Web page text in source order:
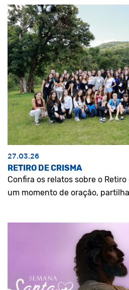
27.03.26
RETIRO DE CRISMA
Confira os relatos sobre o
um momento de oração,